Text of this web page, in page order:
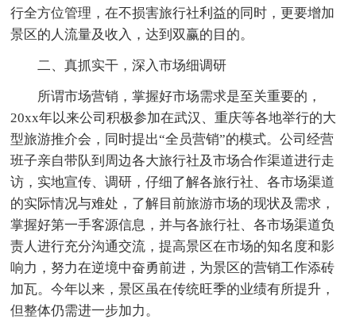
行全方位管理，在不损害旅行社利益的同时，更要增加
景区的人流量及收入，达到双赢的目的。
二、真抓实干，深入市场细调研
所谓市场营销，掌握好市场需求是至关重要的，
20xx年以来公司积极参加在武汉、重庆等各地举行的大
型旅游推介会，同时提出“全员营销”的模式。公司经营
班子亲自带队到周边各大旅行社及市场合作渠道进行走
访，实地宣传、调研，仔细了解各旅行社、各市场渠道
的实际情况与难处，了解目前旅游市场的现状及需求，
掌握好第一手客源信息，并与各旅行社、各市场渠道负
责人进行充分沟通交流，提高景区在市场的知名度和影
响力，努力在逆境中奋勇前进，为景区的营销工作添砖
加瓦。今年以来，景区虽在传统旺季的业绩有所提升，
但整体仍需进一步加力。